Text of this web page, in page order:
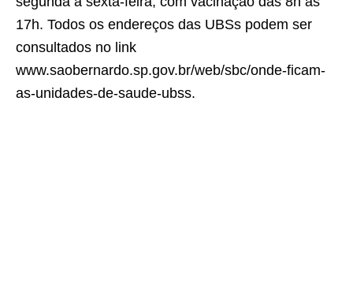
17h. Todos os endereços das UBSs podem ser
consultados no link
www.saobernardo.sp.gov.br/web/sbc/onde-ficam-
as-unidades-de-saude-ubss.